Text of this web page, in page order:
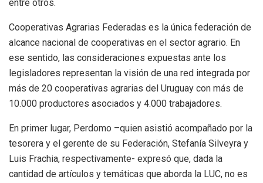
entre otros.
Cooperativas Agrarias Federadas es la única federación de
alcance nacional de cooperativas en el sector agrario. En
ese sentido, las consideraciones expuestas ante los
legisladores representan la visión de una red integrada por
más de 20 cooperativas agrarias del Uruguay con más de
10.000 productores asociados y 4.000 trabajadores.
En primer lugar, Perdomo –quien asistió acompañado por la
tesorera y el gerente de su Federación, Stefanía Silveyra y
Luis Frachia, respectivamente- expresó que, dada la
cantidad de artículos y temáticas que aborda la LUC, no es